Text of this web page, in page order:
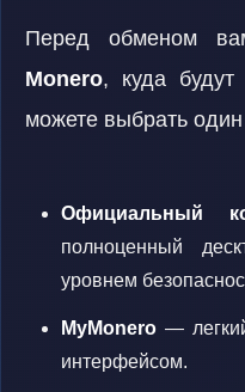
Перед обменом
Monero, куда
можете выбрать
Официальный
полноценный
уровнем
MyMonero —
интерфейсом.